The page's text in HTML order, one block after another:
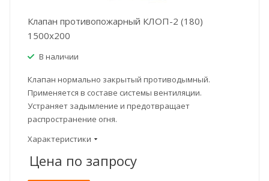
Клапан противопожарный КЛОП-2 (180)
1500x200
В наличии
Клапан нормально закрытый противодымный.
Применяется в составе системы вентиляции.
Устраняет задымление и предотвращает
распространение огня.
Характеристики
Цена по запросу